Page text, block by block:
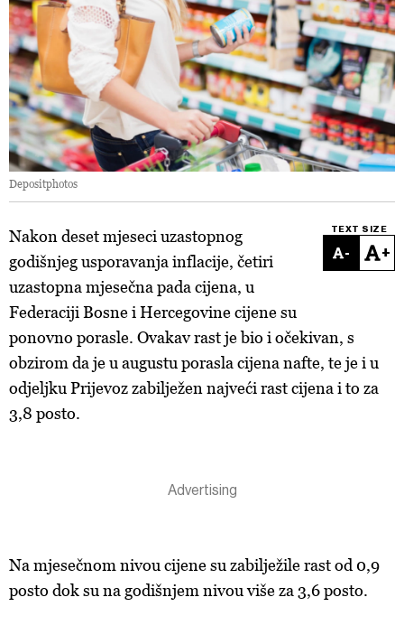
Depositphotos
TEXT SIZE
- +
Nakon deset mjeseci uzastopnog
godišnjeg usporavanja inflacije, četiri
uzastopna mjesečna pada cijena, u
Federaciji Bosne i Hercegovine cijene su
ponovno porasle. Ovakav rast je bio i očekivan, s
obzirom da je u augustu porasla cijena nafte, te je i u
odjeljku Prijevoz zabilježen najveći rast cijena i to za
3,8 posto.
Na mjesečnom nivou cijene su zabilježile rast od 0,9
posto dok su na godišnjem nivou više za 3,6 posto.